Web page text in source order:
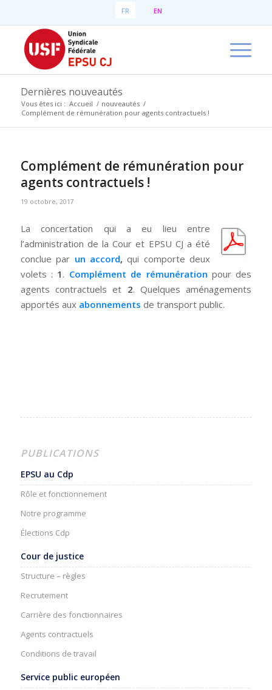
FR EN
Dernières nouveautés
Vous êtes ici : Accueil / nouveautés /
Complément de rémunération pour agents contractuels !
Complément de rémunération pour
agents contractuels !
19 octobre, 2017
La concertation qui a eu lieu entre
l’administration de la Cour et EPSU CJ a été
conclue par un accord, qui comporte deux
volets : 1 . Complément de rémunération pour des
agents contractuels et 2. Quelques aménagements
apportés aux abonnements de transport public.
PUBLICATIONS
EPSU au Cdp
Rôle et fonctionnement
Notre programme
Élections Cdp
Cour de justice
Structure – règles
Recrutement
Carrière des fonctionnaires
Agents contractuels
Conditions de travail
Service public européen